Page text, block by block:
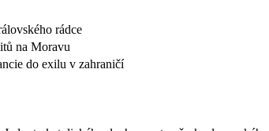
rádce
na Moravu
do exilu v zahraničí